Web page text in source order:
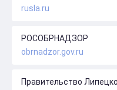
rusla.ru
РОСОБРНАДЗОР
obrnadzor.gov.ru
Правительство